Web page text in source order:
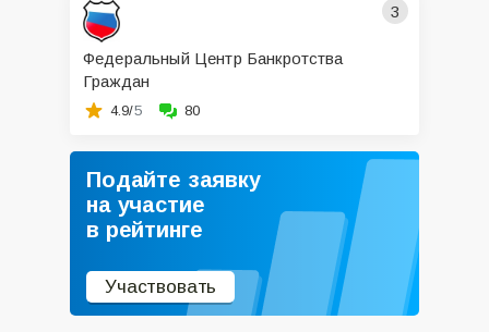
3
Федеральный Центр Банкротства
Граждан
4.9/5 80
Подайте заявку
на участие
в рейтинге
Участвовать